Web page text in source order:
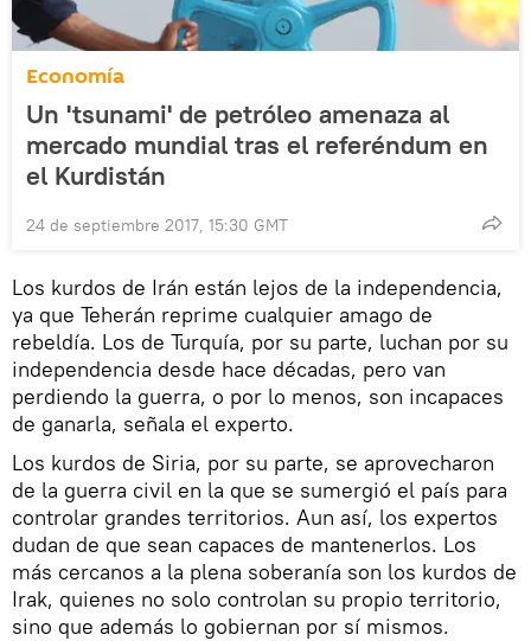
Economía
Un 'tsunami' de petróleo amenaza al
mercado mundial tras el referéndum en
el Kurdistán
24 de septiembre 2017, 15:30 GMT
Los kurdos de Irán están lejos de la independencia,
ya que Teherán reprime cualquier amago de
rebeldía. Los de Turquía, por su parte, luchan por su
independencia desde hace décadas, pero van
perdiendo la guerra, o por lo menos, son incapaces
de ganarla, señala el experto.
Los kurdos de Siria, por su parte, se aprovecharon
de la guerra civil en la que se sumergió el país para
controlar grandes territorios. Aun así, los expertos
dudan de que sean capaces de mantenerlos. Los
más cercanos a la plena soberanía son los kurdos de
Irak, quienes no solo controlan su propio territorio,
sino que además lo gobiernan por sí mismos.